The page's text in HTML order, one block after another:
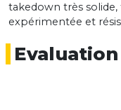
takedown très
expérimentée et
Evaluation